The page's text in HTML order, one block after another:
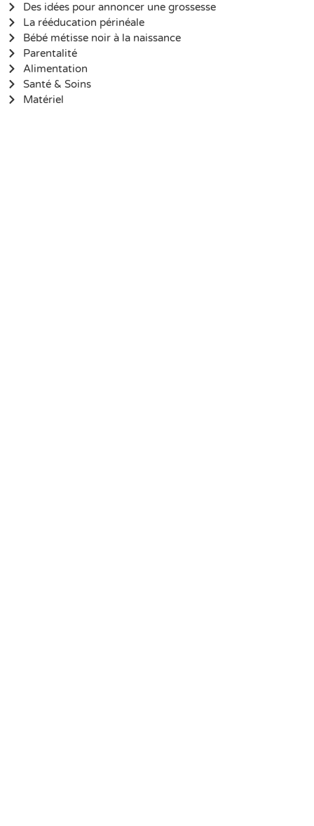
Des idées pour annoncer une grossesse
La rééducation périnéale
Bébé métisse noir à la naissance
Parentalité
Alimentation
Santé & Soins
Matériel